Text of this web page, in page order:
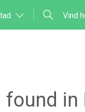
Vind
found in